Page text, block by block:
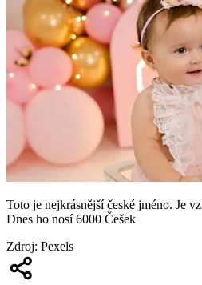
Toto je nejkrásnější české jméno. Je
Dnes ho nosí 6000 Češek
Zdroj: Pexels